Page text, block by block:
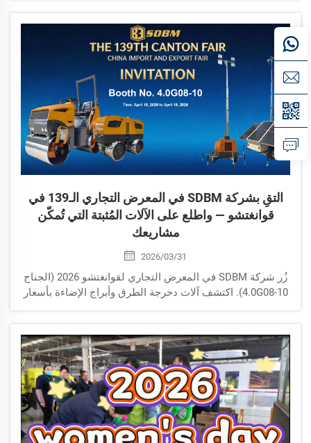
المنحدرات، والمنصات المائلة، ومواقع البناء غير المستوية.
التقِ بشركة SDBM في المعرض التجاري الـ139 في
قوانغتشو — واطلع على الآلات المُثبتة التي تُمكّن
مشاريعك
2026/03/31
زُر شركة SDBM في المعرض التجاري لقوانغتشو 2026 (الجناح
4.0G08-10). اكتشف آلات دحرجة الطرق وأبراج الإضاءة بأسعار